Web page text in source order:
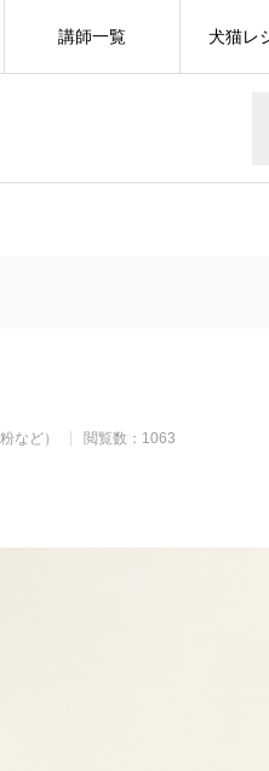
講師一覧 犬猫レ
など） 閲覧数：1063